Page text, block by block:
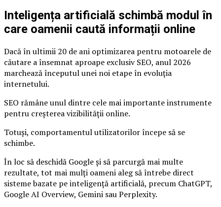
Inteligența artificială schimbă modul în
care oamenii caută informații online
Dacă în ultimii 20 de ani optimizarea pentru motoarele de
căutare a însemnat aproape exclusiv SEO, anul 2026
marchează începutul unei noi etape în evoluția
internetului.
SEO rămâne unul dintre cele mai importante instrumente
pentru creșterea vizibilității online.
Totuși, comportamentul utilizatorilor începe să se
schimbe.
În loc să deschidă Google și să parcurgă mai multe
rezultate, tot mai mulți oameni aleg să întrebe direct
sisteme bazate pe inteligență artificială, precum ChatGPT,
Google AI Overview, Gemini sau Perplexity.